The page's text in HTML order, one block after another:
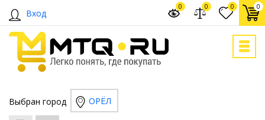
Вход
0 0
0 0
Выбран город ОРЁЛ